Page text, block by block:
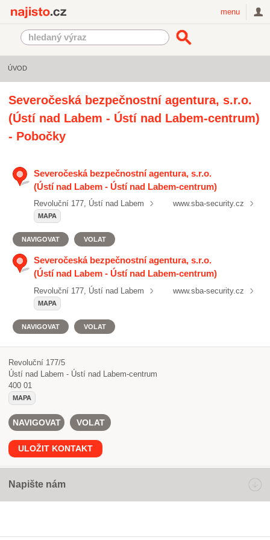
menu
ÚVOD
Severočeská bezpečnostní agentura, s.r.o.
(Ústí nad Labem - Ústí nad Labem-centrum)
- Pobočky
Severočeská bezpečnostní agentura, s.r.o.
(Ústí nad Labem - Ústí nad Labem-centrum)
Revoluční 177, Ústí nad Labem www.sba-security.cz
MAPA
NAVIGOVAT VOLAT
Severočeská bezpečnostní agentura, s.r.o.
(Ústí nad Labem - Ústí nad Labem-centrum)
Revoluční 177, Ústí nad Labem www.sba-security.cz
MAPA
NAVIGOVAT VOLAT
Revoluční 177/5
Ústí nad Labem - Ústí nad Labem-centrum
400 01
MAPA
NAVIGOVAT VOLAT
ULOŽIT KONTAKT
Napište nám